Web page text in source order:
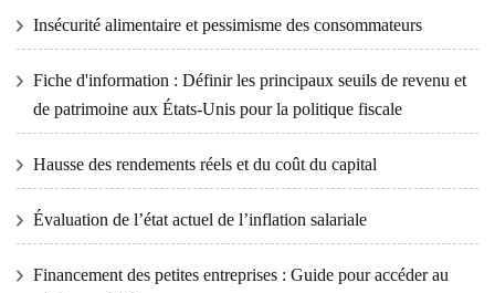
Insécurité alimentaire et pessimisme des consommateurs
Fiche d'information : Définir les principaux seuils de revenu et
de patrimoine aux États-Unis pour la politique fiscale
Hausse des rendements réels et du coût du capital
Évaluation de l’état actuel de l’inflation salariale
Financement des petites entreprises : Guide pour accéder au